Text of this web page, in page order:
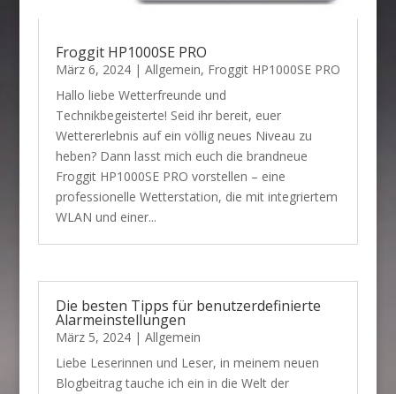
Froggit HP1000SE PRO
März 6, 2024| Allgemein, Froggit HP1000SE PRO
Hallo liebe Wetterfreunde und
Technikbegeisterte! Seid ihr bereit, euer
Wettererlebnis auf ein völlig neues Niveau zu
heben? Dann lasst mich euch die brandneue
Froggit HP1000SE PRO vorstellen – eine
professionelle Wetterstation, die mit integriertem
WLAN und einer...
Die besten Tipps für benutzerdefinierte
Alarmeinstellungen
März 5, 2024| Allgemein
Liebe Leserinnen und Leser, in meinem neuen
Blogbeitrag tauche ich ein in die Welt der